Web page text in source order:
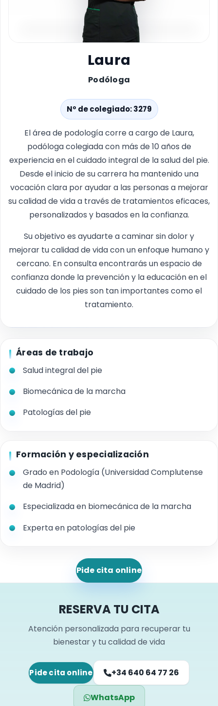
Laura
Podóloga
Nº de colegiado: 3279
El área de podología corre a cargo de Laura,
podóloga colegiada con más de 10 años de
experiencia en el cuidado integral de la salud del pie.
Desde el inicio de su carrera ha mantenido una
vocación clara por ayudar a las personas a mejorar
su calidad de vida a través de tratamientos eficaces,
personalizados y basados en la confianza.
Su objetivo es ayudarte a caminar sin dolor y
mejorar tu calidad de vida con un enfoque humano y
cercano. En consulta encontrarás un espacio de
confianza donde la prevención y la educación en el
cuidado de los pies son tan importantes como el
tratamiento.
Áreas de trabajo
Salud integral del pie
Biomecánica de la marcha
Patologías del pie
Formación y especialización
Grado en Podología (Universidad Complutense
de Madrid)
Especializada en biomecánica de la marcha
Experta en patologías del pie
Pide cita online
RESERVA TU CITA
Atención personalizada para recuperar tu
bienestar y tu calidad de vida
Pide cita online +34 640 64 77 26
WhatsApp